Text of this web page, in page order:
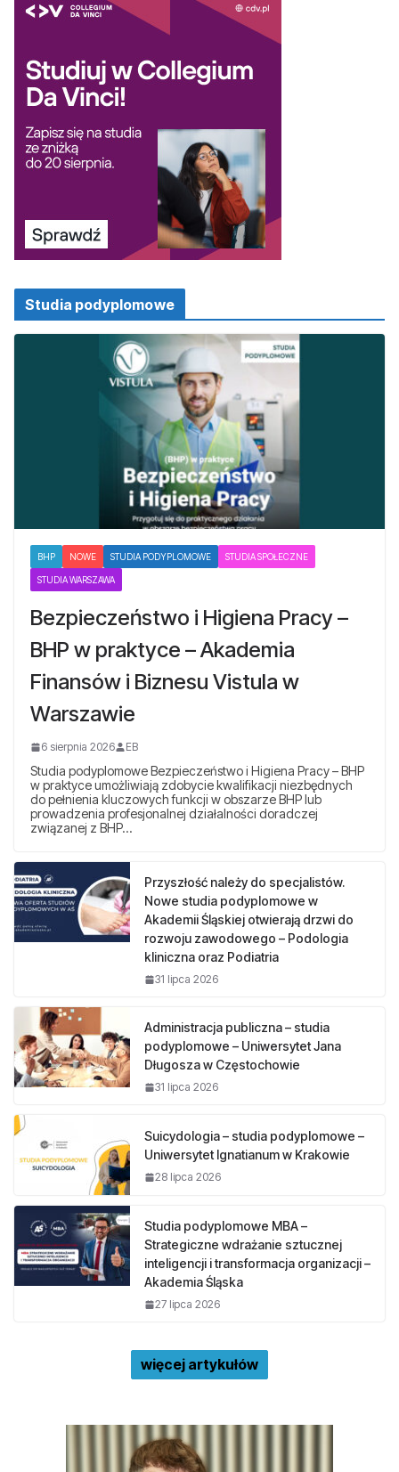
Studia podyplomowe
BHP NOWE STUDIA PODYPLOMOWE STUDIA SPOŁECZNE
STUDIA WARSZAWA
Bezpieczeństwo i Higiena Pracy –
BHP w praktyce – Akademia
Finansów i Biznesu Vistula w
Warszawie
6 sierpnia 2026 EB
Studia podyplomowe Bezpieczeństwo i Higiena Pracy – BHP
w praktyce umożliwiają zdobycie kwalifikacji niezbędnych
do pełnienia kluczowych funkcji w obszarze BHP lub
prowadzenia profesjonalnej działalności doradczej
związanej z BHP…
Przyszłość należy do specjalistów.
Nowe studia podyplomowe w
Akademii Śląskiej otwierają drzwi do
rozwoju zawodowego – Podologia
kliniczna oraz Podiatria
31 lipca 2026
Administracja publiczna – studia
podyplomowe – Uniwersytet Jana
Długosza w Częstochowie
31 lipca 2026
Suicydologia – studia podyplomowe –
Uniwersytet Ignatianum w Krakowie
28 lipca 2026
Studia podyplomowe MBA –
Strategiczne wdrażanie sztucznej
inteligencji i transformacja organizacji –
Akademia Śląska
27 lipca 2026
więcej artykułów